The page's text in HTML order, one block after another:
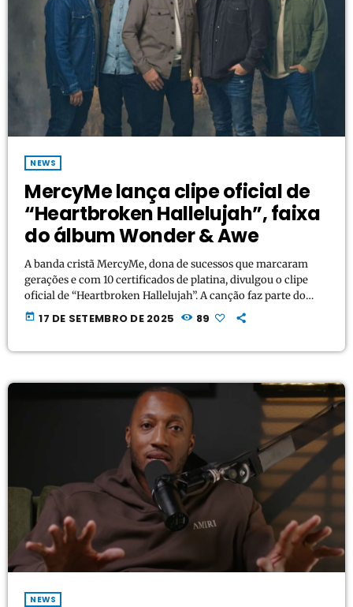
NEWS
MercyMe lança clipe oficial de
“Heartbroken Hallelujah”, faixa
do álbum Wonder & Awe
A banda cristã MercyMe, dona de sucessos que marcaram
gerações e com 10 certificados de platina, divulgou o clipe
oficial de “Heartbroken Hallelujah”. A canção faz parte do
mais recente álbum do grupo, WONDER & AWE, lançado em 8
de agosto de 2025. Com imagens intensas e cheias de
today 17 DE SETEMBRO DE 2025 89
NEWS